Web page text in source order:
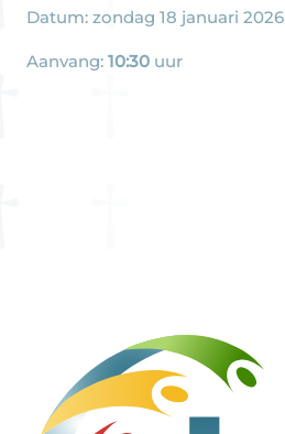
Datum: zondag 18 januari 2026
Aanvang: 10:30 uur